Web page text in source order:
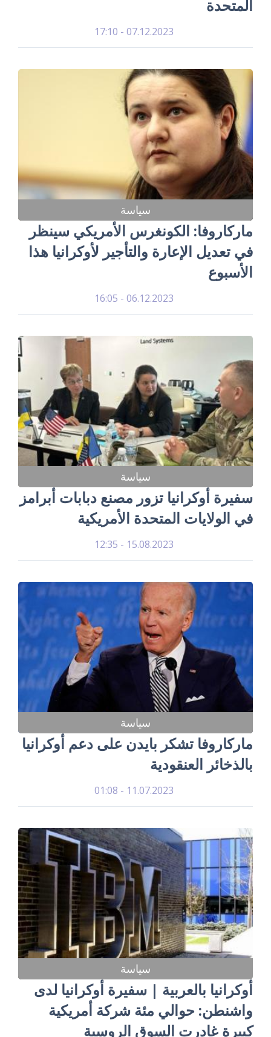
المتحدة
07.12.2023 - 17:10
سياسة
ماركاروفا: الكونغرس الأمريكي سينظر
في تعديل الإعارة والتأجير لأوكرانيا هذا
الأسبوع
06.12.2023 - 16:05
سياسة
سفيرة أوكرانيا تزور مصنع دبابات أبرامز
في الولايات المتحدة الأمريكية
15.08.2023 - 12:35
سياسة
ماركاروفا تشكر بايدن على دعم أوكرانيا
بالذخائر العنقودية
11.07.2023 - 01:08
سياسة
أوكرانيا بالعربية | سفيرة أوكرانيا لدى
واشنطن: حوالي مئة شركة أمريكية
كبيرة غادرت السوق الروسية